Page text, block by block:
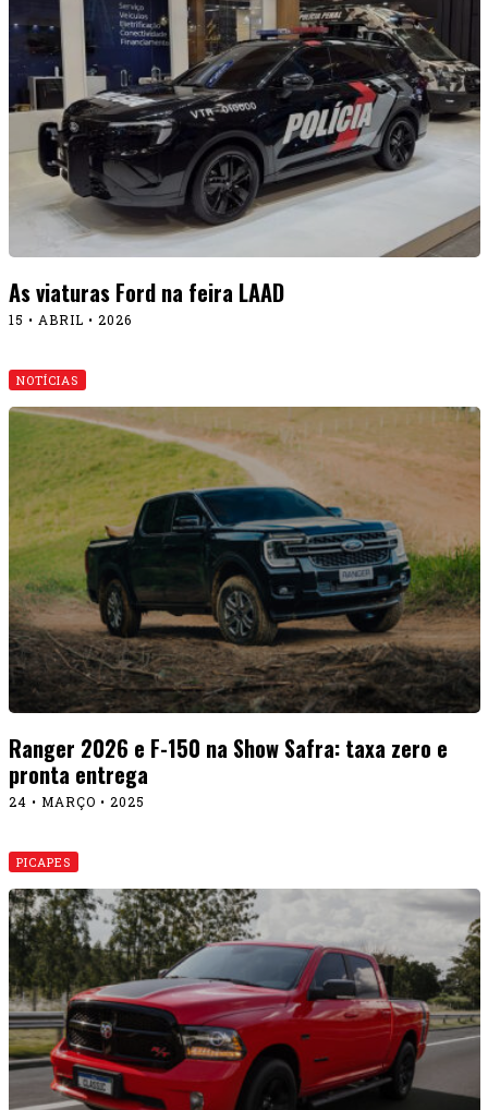
As viaturas Ford na feira LAAD
15 • ABRIL • 2026
NOTÍCIAS
Ranger 2026 e F-150 na Show Safra: taxa zero e
pronta entrega
24 • MARÇO • 2025
PICAPES